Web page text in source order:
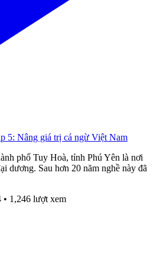
5: Nâng giá trị cá ngừ Việt Nam
phố Tuy Hoà, tỉnh Phú Yên là nơi
dương. Sau hơn 20 năm nghề này đã
• 1,246 lượt xem